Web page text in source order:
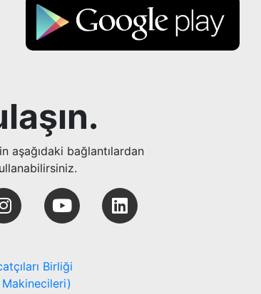
aşağıdaki bağlantılardan
Birliği